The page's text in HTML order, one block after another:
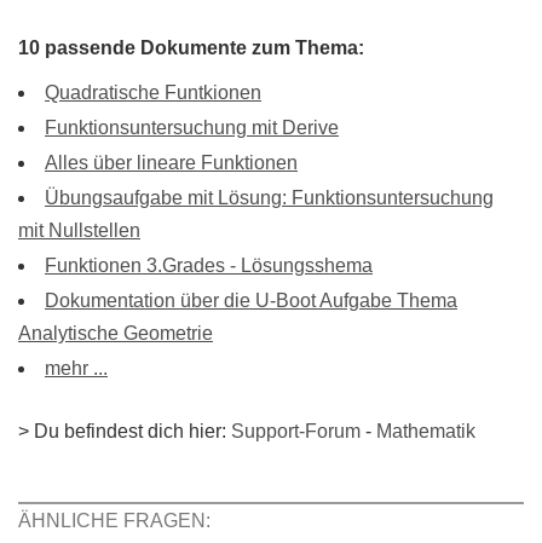
10 passende Dokumente zum Thema:
Quadratische Funtkionen
Funktionsuntersuchung mit Derive
Alles über lineare Funktionen
Übungsaufgabe mit Lösung: Funktionsuntersuchung
mit Nullstellen
Funktionen 3.Grades - Lösungsshema
Dokumentation über die U-Boot Aufgabe Thema
Analytische Geometrie
mehr ...
> Du befindest dich hier: Support-Forum - Mathematik
ÄHNLICHE FRAGEN: